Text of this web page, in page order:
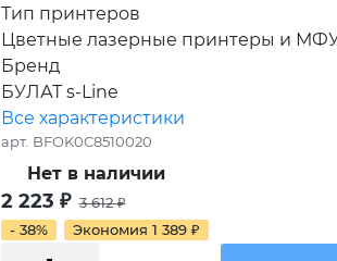
Тип принтеров
Цветные лазерные принтеры и
Бренд
БУЛАТ s-Line
Все характеристики
арт. BFOK0C8510020
Нет в наличии
2 223 ₽ 3 612₽
- 38%
Экономия 1 389 ₽